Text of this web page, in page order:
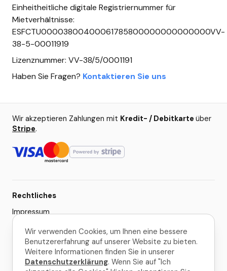
Einheitheitliche digitale Registriernummer für
Mietverhältnisse:
ESFCTU00003800400061785800000000000000VV-
38-5-00011919
Lizenznummer: VV-38/5/0001191
Haben Sie Fragen? Kontaktieren Sie uns
Wir akzeptieren Zahlungen mit Kredit- / Debitkarte über
Stripe.
Rechtliches
Impressum
AGB
Datenschutzerklärung
Cookie-Einstellungen
Wir verwenden Cookies, um Ihnen eine bessere
Benutzererfahrung auf unserer Website zu bieten.
Weitere Informationen finden Sie in unserer
Datenschutzerklärung. Wenn Sie auf "Ich